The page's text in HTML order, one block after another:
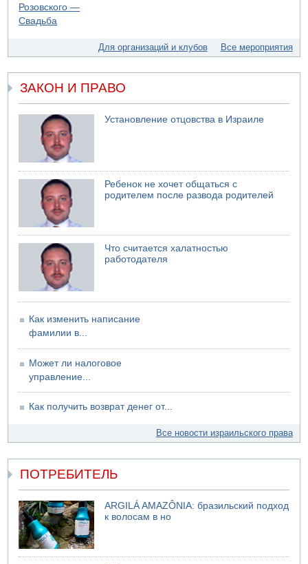
свадьбу
Саудовская Аравия опасается нападения хуситов и
иракских ополченцев
07.08.2026 08:29
В Бат-Яме утонул мужчина
07.08.2026 08:29
Стрельба в школе Таиланда
07.08.2026 06:47
Недалеко от Бейт-Шемеша погиб велосипедист
07.08.2026 06:24
Для организаций и клубов Все мероприятия
ЗАКОН И ПРАВО
Установление отцовства в Израиле
Ребенок не хочет общаться с
родителем после развода родителей
Что считается халатностью
работодателя
Как изменить написание
фамилии в...
Может ли налоговое
управление...
Как получить возврат денег от...
Все новости израильского права
ПОТРЕБИТЕЛЬ
ARGILÁ AMAZÔNIA: бразильский подход
к волосам в но